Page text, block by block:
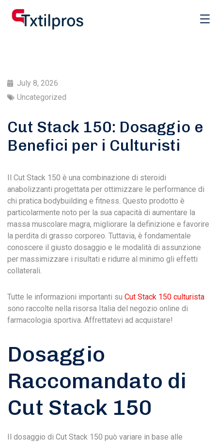
July 8, 2026
Uncategorized
Cut Stack 150: Dosaggio e
Benefici per i Culturisti
Il Cut Stack 150 è una combinazione di steroidi
anabolizzanti progettata per ottimizzare le performance di
chi pratica bodybuilding e fitness. Questo prodotto è
particolarmente noto per la sua capacità di aumentare la
massa muscolare magra, migliorare la definizione e favorire
la perdita di grasso corporeo. Tuttavia, è fondamentale
conoscere il giusto dosaggio e le modalità di assunzione
per massimizzare i risultati e ridurre al minimo gli effetti
collaterali.
Tutte le informazioni importanti su Cut Stack 150 culturista
sono raccolte nella risorsa Italia del negozio online di
farmacologia sportiva. Affrettatevi ad acquistare!
Dosaggio
Raccomandato di
Cut Stack 150
Il dosaggio di Cut Stack 150 può variare in base alle